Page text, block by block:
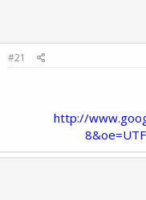
#21
http://